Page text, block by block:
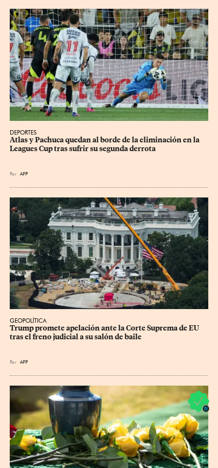
DEPORTES
Atlas y Pachuca quedan al borde de la eliminación en la
Leagues Cup tras sufrir su segunda derrota
Por AFP
GEOPOLÍTICA
Trump promete apelación ante la Corte Suprema de EU
tras el freno judicial a su salón de baile
Por AFP